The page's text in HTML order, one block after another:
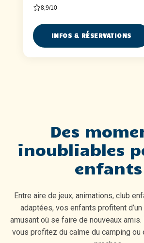
8,9/10
INFOS & RÉSERVATIONS
Des
inoubliables
enfants
Entre aire de jeux, animations, club
adaptées, vos enfants profitent
amusant où se faire de nouveaux
vous profitez du calme du camping